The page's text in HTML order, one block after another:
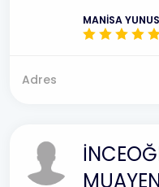
MANİSA
Adres